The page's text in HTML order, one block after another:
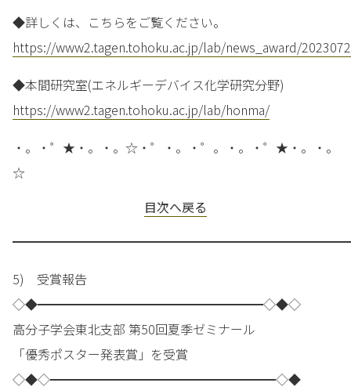
◆詳しくは、こちらをご覧ください。
https://www2.tagen.tohoku.ac.jp/lab/news_award/
◆本間研究室(エネルギーデバイス化学研究分野)
https://www2.tagen.tohoku.ac.jp/lab/honma/
・。・゜★・。・。☆・゜・。・゜。・。・゜★・。・。
☆
目次へ戻る
5) 受賞報告
◇◆━━━━━━━━━━━━━━━━━━◇◆◇
高分子学会東北支部 第50回夏季ゼミナール
「優秀ポスター発表賞」を受賞
◇◆◇━━━━━━━━━━━━━━━━━━◇◆